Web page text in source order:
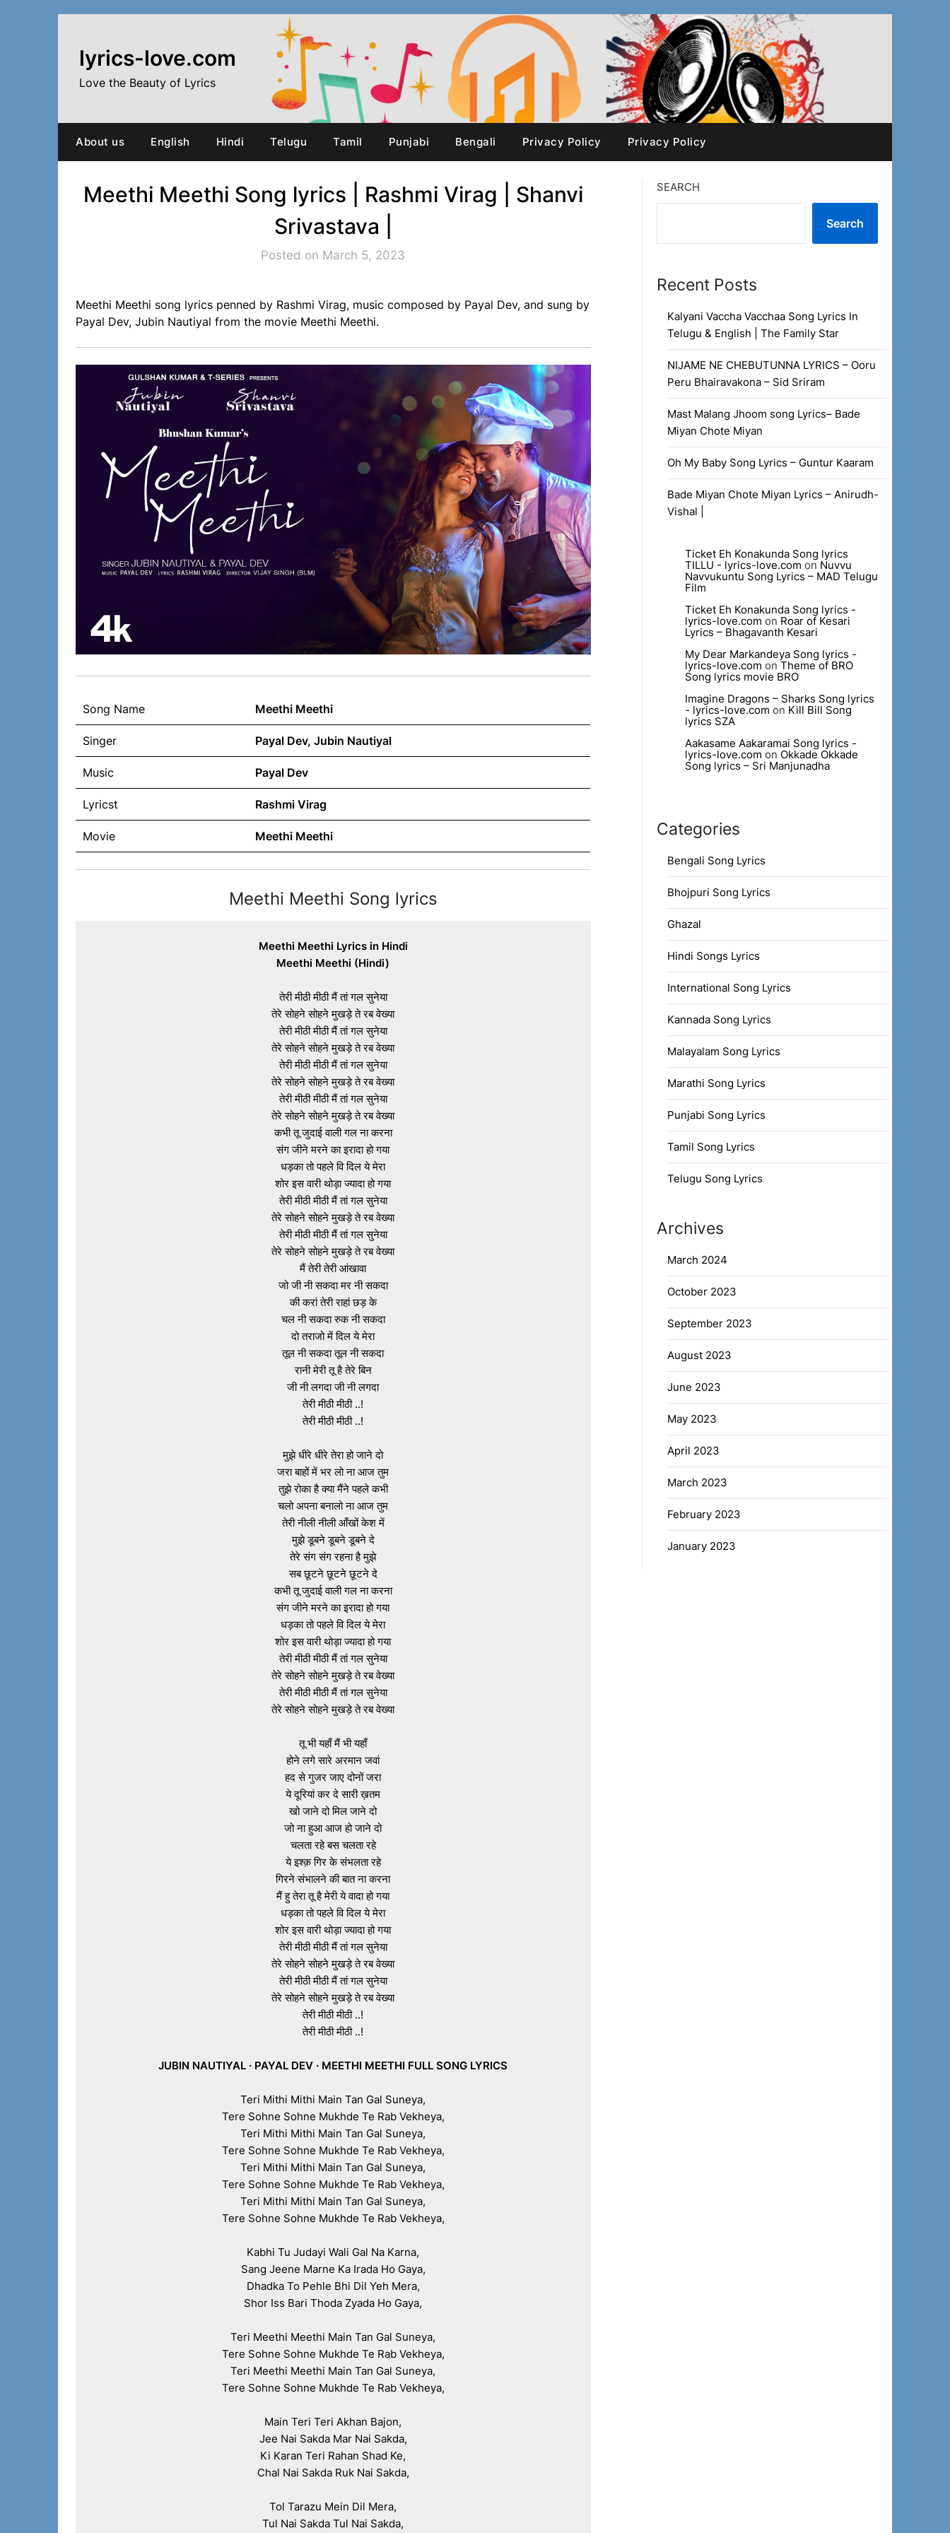
lyrics-love.com
Love the Beauty of Lyrics
About us English Hindi Telugu Tamil Punjabi Bengali Privacy Policy Privacy Policy
Meethi Meethi Song lyrics | Rashmi Virag | Shanvi
Srivastava |
Posted on March 5, 2023
Meethi Meethi song lyrics penned by Rashmi Virag, music composed by Payal Dev, and sung by
Payal Dev, Jubin Nautiyal from the movie Meethi Meethi.
Song Name Meethi Meethi
Singer Payal Dev, Jubin Nautiyal
Music Payal Dev
Lyricst Rashmi Virag
Movie Meethi Meethi
Meethi Meethi Song lyrics
Meethi Meethi Lyrics in Hindi
Meethi Meethi (Hindi)
तेरी मीठी मीठी मैं तां गल सुनेया
तेरे सोहने सोहने मुखड़े ते रब वेख्या
तेरी मीठी मीठी मैं तां गल सुनेया
तेरे सोहने सोहने मुखड़े ते रब वेख्या
तेरी मीठी मीठी मैं तां गल सुनेया
तेरे सोहने सोहने मुखड़े ते रब वेख्या
तेरी मीठी मीठी मैं तां गल सुनेया
तेरे सोहने सोहने मुखड़े ते रब वेख्या
कभी तू जुदाई वाली गल ना करना
संग जीने मरने का इरादा हो गया
धड़का तो पहले वि दिल ये मेरा
शोर इस वारी थोड़ा ज्यादा हो गया
तेरी मीठी मीठी मैं तां गल सुनेया
तेरे सोहने सोहने मुखड़े ते रब वेख्या
तेरी मीठी मीठी मैं तां गल सुनेया
तेरे सोहने सोहने मुखड़े ते रब वेख्या
मैं तेरी तेरी आंखावा
जो जी नी सकदा मर नी सकदा
की करां तेरी राहां छड़ के
चल नी सकदा रुक नी सकदा
दो तराजो में दिल ये मेरा
तूल नी सकदा तूल नी सकदा
रानी मेरी तू है तेरे बिन
जी नी लगदा जी नी लगदा
तेरी मीठी मीठी ..!
तेरी मीठी मीठी ..!
मुझे धीरे धीरे तेरा हो जाने दो
जरा बाहों में भर लो ना आज तुम
तुझे रोका है क्या मैंने पहले कभी
चलो अपना बनालो ना आज तुम
तेरी नीली नीली आँखों केश में
मुझे डूबने डूबने डूबने दे
तेरे संग संग रहना है मुझे
सब छूटने छूटने छूटने दे
कभी तू जुदाई वाली गल ना करना
संग जीने मरने का इरादा हो गया
धड़का तो पहले वि दिल ये मेरा
शोर इस वारी थोड़ा ज्यादा हो गया
तेरी मीठी मीठी मैं तां गल सुनेया
तेरे सोहने सोहने मुखड़े ते रब वेख्या
तेरी मीठी मीठी मैं तां गल सुनेया
तेरे सोहने सोहने मुखड़े ते रब वेख्या
तू भी यहाँ मैं भी यहाँ
होने लगे सारे अरमान जवां
हद से गुजर जाए दोनों जरा
ये दूरियां कर दे सारी ख़तम
खो जाने दो मिल जाने दो
जो ना हुआ आज हो जाने दो
चलता रहे बस चलता रहे
ये इश्क़ गिर के संभलता रहे
गिरने संभालने की बात ना करना
मैं हु तेरा तू है मेरी ये वादा हो गया
धड़का तो पहले वि दिल ये मेरा
शोर इस वारी थोड़ा ज्यादा हो गया
तेरी मीठी मीठी मैं तां गल सुनेया
तेरे सोहने सोहने मुखड़े ते रब वेख्या
तेरी मीठी मीठी मैं तां गल सुनेया
तेरे सोहने सोहने मुखड़े ते रब वेख्या
तेरी मीठी मीठी ..!
तेरी मीठी मीठी ..!
JUBIN NAUTIYAL · PAYAL DEV · MEETHI MEETHI FULL SONG LYRICS
Teri Mithi Mithi Main Tan Gal Suneya,
Tere Sohne Sohne Mukhde Te Rab Vekheya,
Teri Mithi Mithi Main Tan Gal Suneya,
Tere Sohne Sohne Mukhde Te Rab Vekheya,
Teri Mithi Mithi Main Tan Gal Suneya,
Tere Sohne Sohne Mukhde Te Rab Vekheya,
Teri Mithi Mithi Main Tan Gal Suneya,
Tere Sohne Sohne Mukhde Te Rab Vekheya,
Kabhi Tu Judayi Wali Gal Na Karna,
Sang Jeene Marne Ka Irada Ho Gaya,
Dhadka To Pehle Bhi Dil Yeh Mera,
Shor Iss Bari Thoda Zyada Ho Gaya,
Teri Meethi Meethi Main Tan Gal Suneya,
Tere Sohne Sohne Mukhde Te Rab Vekheya,
Teri Meethi Meethi Main Tan Gal Suneya,
Tere Sohne Sohne Mukhde Te Rab Vekheya,
Main Teri Teri Akhan Bajon,
Jee Nai Sakda Mar Nai Sakda,
Ki Karan Teri Rahan Shad Ke,
Chal Nai Sakda Ruk Nai Sakda,
Tol Tarazu Mein Dil Mera,
Tul Nai Sakda Tul Nai Sakda,
SEARCH
Search
Recent Posts
Kalyani Vaccha Vacchaa Song Lyrics In
Telugu & English | The Family Star
NIJAME NE CHEBUTUNNA LYRICS – Ooru
Peru Bhairavakona – Sid Sriram
Mast Malang Jhoom song Lyrics– Bade
Miyan Chote Miyan
Oh My Baby Song Lyrics – Guntur Kaaram
Bade Miyan Chote Miyan Lyrics – Anirudh-
Vishal |
Ticket Eh Konakunda Song lyrics
TILLU - lyrics-love.com on Nuvvu
Navvukuntu Song Lyrics – MAD Telugu
Film
Ticket Eh Konakunda Song lyrics -
lyrics-love.com on Roar of Kesari
Lyrics – Bhagavanth Kesari
My Dear Markandeya Song lyrics -
lyrics-love.com on Theme of BRO
Song lyrics movie BRO
Imagine Dragons – Sharks Song lyrics
- lyrics-love.com on Kill Bill Song
lyrics SZA
Aakasame Aakaramai Song lyrics -
lyrics-love.com on Okkade Okkade
Song lyrics – Sri Manjunadha
Categories
Bengali Song Lyrics
Bhojpuri Song Lyrics
Ghazal
Hindi Songs Lyrics
International Song Lyrics
Kannada Song Lyrics
Malayalam Song Lyrics
Marathi Song Lyrics
Punjabi Song Lyrics
Tamil Song Lyrics
Telugu Song Lyrics
Archives
March 2024
October 2023
September 2023
August 2023
June 2023
May 2023
April 2023
March 2023
February 2023
January 2023